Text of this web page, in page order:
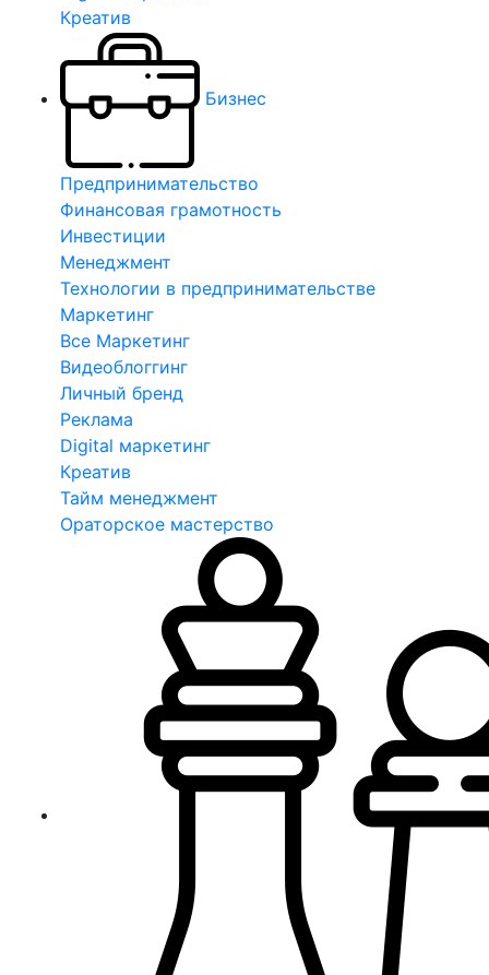
Креатив
Бизнес
Предпринимательство
Финансовая грамотность
Инвестиции
Менеджмент
Технологии в предпринимательстве
Маркетинг
Все Маркетинг
Видеоблоггинг
Личный бренд
Реклама
Digital маркетинг
Креатив
Тайм менеджмент
Ораторское мастерство